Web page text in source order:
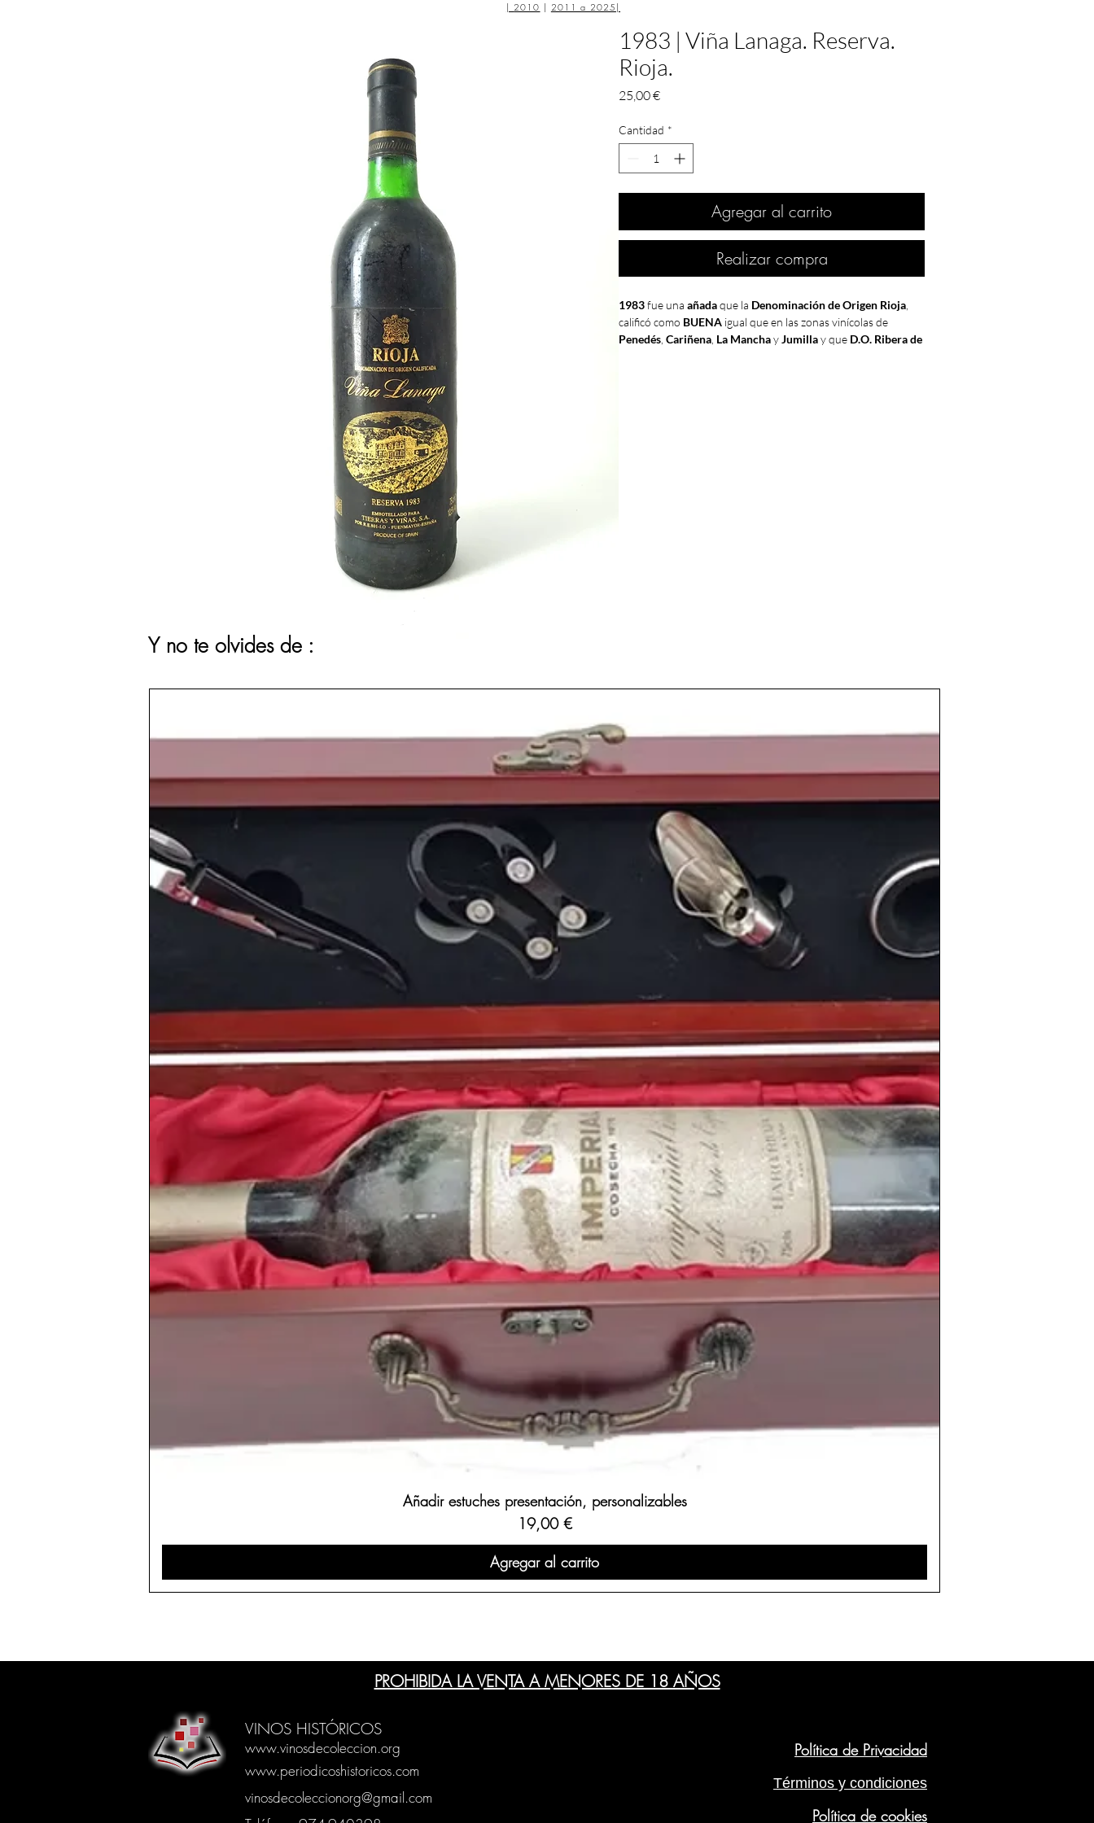
| 2010 | 2011 a 2025 |
1983 | Viña Lanaga. Reserva.
Rioja.
25,00 €Precio
Cantidad *
Agregar al carrito
Realizar compra
1983fue una añadaque la Denominación de Origen Rioja
calificó como BUENA igual que en las zonas vinícolas de
Penedés Cariñena La ManchayJumillay que D.O. Ribera de
financiero de la democracia
Mateospreparaba su escape del España. Pero un año después,
en 1984 sería detenido en el aeropuerto de Francfort.
Por otro lado podemos recordar uno de los
hitos futbolísticos
de nuestro país. El partido de fútbol celebrado el 21 de
diciembre de 1983 entreEspaña y Malta
. El partido acabó 12-
1 consiguiendo la clasificación de nuestra selección para la
año de nacimientode personas tan conocidas como
, el actor australiano
españolEmilio de Justo, el actor británicoHenry Cavill, la
Mila Kuniso la cantante chilenaMon Laferte.
vinos de la cosecha
de1983y otrasañadas en nuestratienda de vinosonline:
https://www.periodicoshistoricos.com/shop
Y no te olvides de :
Añadir estuches presentación, personalizables
Precio
19,00 €
Agregar al carrito
PROHIBIDA LA VENTA A MENORES DE 18 AÑOS
VINOS HISTÓRICOS
www.vinosdecoleccion.org
www.periodicoshistoricos.com
vinosdecoleccionorg@gmail.com
Política de Privacidad
Términos y condiciones
Política de cookies